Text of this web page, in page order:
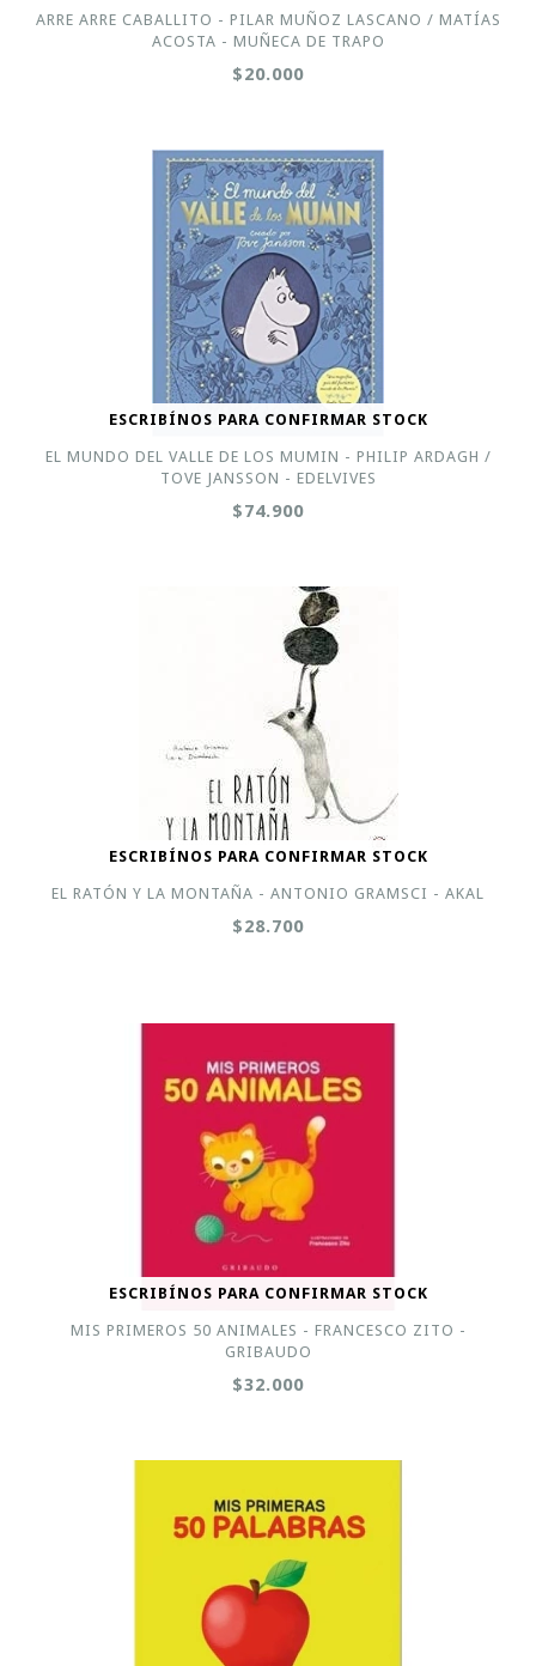
ARRE ARRE CABALLITO - PILAR MUÑOZ LASCANO / MATÍAS
ACOSTA - MUÑECA DE TRAPO
$20.000
ESCRIBÍNOS PARA CONFIRMAR STOCK
EL MUNDO DEL VALLE DE LOS MUMIN - PHILIP ARDAGH /
TOVE JANSSON - EDELVIVES
$74.900
ESCRIBÍNOS PARA CONFIRMAR STOCK
EL RATÓN Y LA MONTAÑA - ANTONIO GRAMSCI - AKAL
$28.700
ESCRIBÍNOS PARA CONFIRMAR STOCK
MIS PRIMEROS 50 ANIMALES - FRANCESCO ZITO -
GRIBAUDO
$32.000